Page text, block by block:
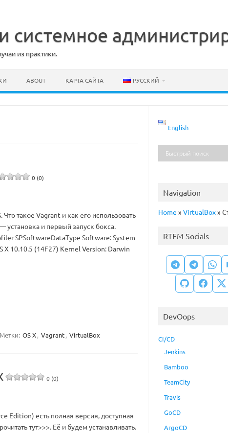
системное
из практики.
ABOUT КАРТА САЙТА РУССКИЙ
0 (0)
Что такое Vagrant и как его использовать
и первый запуск бокса.
SPSoftwareDataType Software: System
X 10.10.5 (14F27) Kernel Version: Darwin
Метки: OS X, Vagrant, VirtualBox
0 (0)
Edition) есть полная версия, доступная
тут>>>. Её и будем устанавливать.
English
Navigation
Home »VirtualBox»
RTFM Socials
DevOops
CI/CD
Jenkins
Bamboo
TeamCity
Travis
GoCD
ArgoCD